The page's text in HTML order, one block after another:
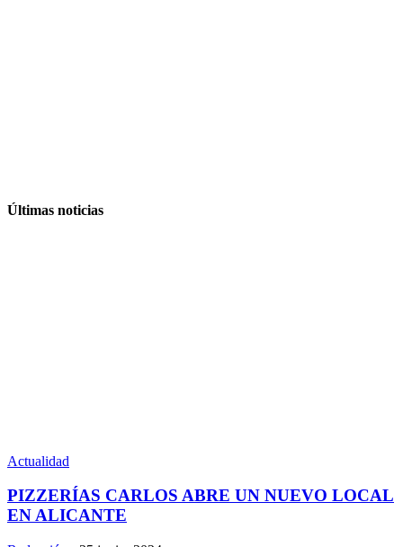
Últimas noticias
Actualidad
PIZZERÍAS CARLOS ABRE UN NUEVO LOCAL
EN ALICANTE